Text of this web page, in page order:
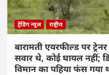
ट्रेंडिंग न्यूज राष्ट्रीय
बारामती एयरफील्ड पर
सवार थे, कोई घायल नहीं;
विमान का पहिया फंस गया